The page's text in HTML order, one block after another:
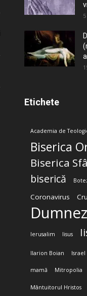
Etichete
Academia de
Biserica
Biserica
biserică
Coronavirus
Ierusalim Iisus
Ilarion Boian Israel
mamă Mitropolia
Mântuitorul Hristos